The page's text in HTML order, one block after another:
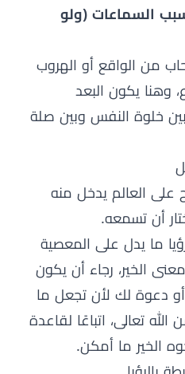
السماعات (ولو
من الواقع أو الهروب
وهنا يكون البعد
خلوة النفس وبين صلة
على العالم يدخل منه
أن تسمعه.
ما يدل على المعصية
الخير، رجاء أن يكون
دعوة لك لأن تجعل ما
تعالى، اتباعًا لقاعدة
الخير ما أمكن.